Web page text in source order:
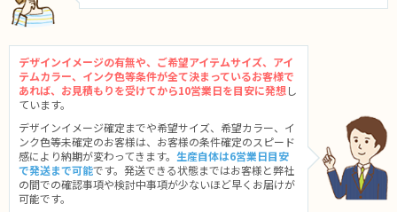
デザインイメージの有無や、ご希望アイテムサイズ、アイ
テムカラー、インク色等条件が全て決まっているお客様で
あれば、お見積もりを受けてから10営業日を目安に発想 し
ています。
デザインイメージ確定までや希望サイズ、希望カラー、イ
ンク色等未確定のお客様は、お客様の条件確定のスピード
感により納期が変わってきます。 生産自体は6営業日目安
で発送まで可能です。発送できる状態まではお客様と弊社
の間での確認事項や検討中事項が少ないほど早くお届けが
可能です。